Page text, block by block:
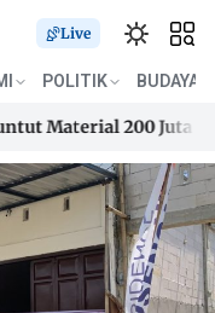
Live
POLITIK BUDAYA
200 Juta
200 Juta